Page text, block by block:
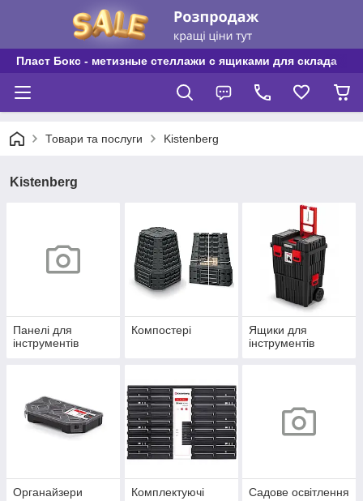
Пласт Бокс - метизные стеллажи с ящиками для склада
Товари та послуги Kistenberg
Kistenberg
Панелі для
інструментів
Компостері
Ящики для
інструментів
Органайзери Комплектуючі Садове освітлення